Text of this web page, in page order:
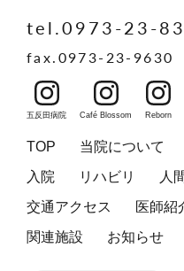
tel.0973-23-
fax.0973-23-9630
五反田病院 Café Blossom Reborn
TOP 当院について
入院
リハビリ 人
交通アクセス
医師紹
関連施設
お知らせ